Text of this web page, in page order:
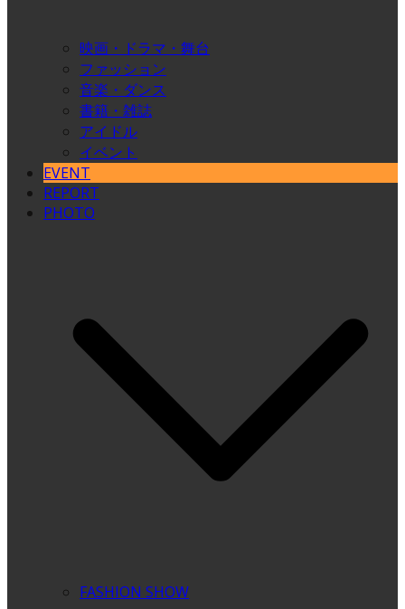
映画・ドラマ・舞台
ファッション
音楽・ダンス
書籍・雑誌
アイドル
イベント
EVENT
REPORT
PHOTO
FASHION SHOW